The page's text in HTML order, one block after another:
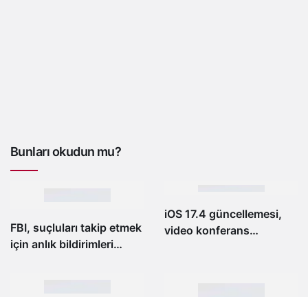
Bunları okudun mu?
FBI, suçluları takip etmek
için anlık bildirimleri
iOS 17.4 güncellemesi,
video konferans